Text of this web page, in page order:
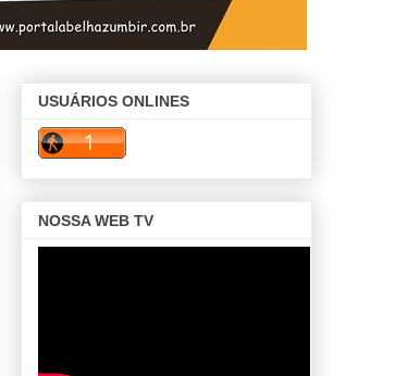
USUÁRIOS ONLINES
NOSSA WEB TV